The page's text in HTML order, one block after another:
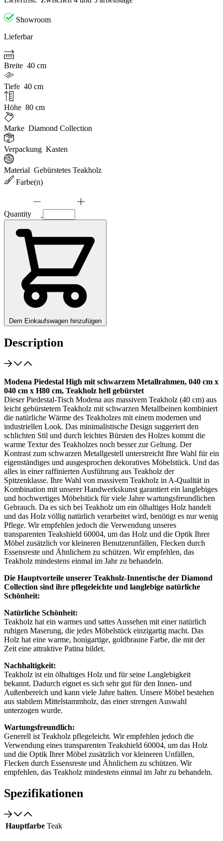
Showroom
Lieferbar
Breite 40 cm
Tiefe 40 cm
Höhe 80 cm
Marke Diamond Collection
Verpackung Kasten
Material Gebürstetes Teakholz
Farbe(n)
Quantity
Dem Einkaufswagen hinzufügen
Description
Modena Piedestal High mit schwarzem Metallrahmen, 040 cm x
040 cm x H80 cm, Teakholz hell gebürstet
Dieser Piedestal-Tisch Modena aus massivem Teakholz (40 cm) aus
leicht gebürstetem Teakholz mit schwarzen Metallbeinen kombiniert
die natürliche Wärme des Teakholzes mit einem modernen und
industriellen Look. Das minimalistische Design suggeriert den
schlichten Stil und durch leichtes Bürsten des Holzes kommt die
warme Textur des Teakholzes noch besser zur Geltung. Der
Kontrast zum schwarzen Metallgestell unterstreicht Ihre Wahl für ein
eigenständiges und ausgesprochen dekoratives Möbelstück. Und das
alles in einer raffinierten Ausführung aus Teakholz der
Spitzenklasse. Ihre Wahl von massivem Teakholz in A-Qualität in
Kombination mit unserer Handwerkskunst garantiert ein langlebiges
und hochwertiges Möbelstück für viele Jahre wartungsfreundlichen
Gebrauch. Da es sich bei Teakholz um ein ölhaltiges Holz handelt
und das Holz völlig natürlich verarbeitet wird, benötigt es nur wenig
Pflege. Wir empfehlen jedoch die Verwendung unseres
transparenten Teakshield 60004, um das Holz und die Optik Ihrer
Möbel zusätzlich vor kleineren Benutzerunfällen, Flecken durch
Essensreste und Ähnlichem zu schützen. Wir empfehlen, das
Teakholz mindestens einmal im Jahr zu behandeln.
Die Hauptvorteile unserer Teakholz-Innentische der Diamond
Collection sind ihre pflegeleichte und langlebige natürliche
Schönheit:
Natürliche Schönheit:
Teakholz hat ein warmes und sattes Aussehen mit einer natürlich
ruhigen Maserung, die jedes Möbelstück einzigartig macht. Das
Holz hat eine warme, honigartige, goldbraune Farbe, die mit der
Zeit eine attraktive Patina bildet.
Nachhaltigkeit:
Teakholz ist ein ölhaltiges Holz und für seine Langlebigkeit
bekannt. Dadurch eignet es sich sehr gut für den Innen- und
Außenbereich und kann viele Jahre halten. Unsere Möbel bestehen
aus stabilem Mittelstammholz, das einer strengen Auswahl
unterzogen wurde.
Wartungsfreundlich:
Generell ist Teakholz pflegeleicht. Wir empfehlen jedoch die
Verwendung eines transparenten Teakshield 60004, um das Holz
und die Optik Ihrer Möbel zusätzlich vor kleineren Unfällen,
Flecken durch Essensreste und Ähnlichem zu schützen. Wir
empfehlen, das Teakholz mindestens einmal im Jahr zu behandeln.
Spezifikationen
Hauptfarbe Teak